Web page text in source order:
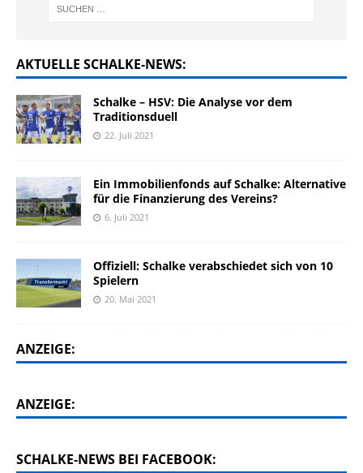
AKTUELLE SCHALKE-NEWS:
Schalke – HSV: Die Analyse vor dem
Traditionsduell
22. Juli 2021
Ein Immobilienfonds auf Schalke: Alternative
für die Finanzierung des Vereins?
6. Juli 2021
Offiziell: Schalke verabschiedet sich von 10
Spielern
20. Mai 2021
ANZEIGE:
ANZEIGE:
SCHALKE-NEWS BEI FACEBOOK: